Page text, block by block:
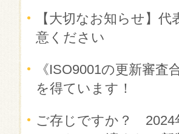
【大切なお知らせ】
意ください
《ISO9001の更新審
を得ています！
ご存じですか？ 2024